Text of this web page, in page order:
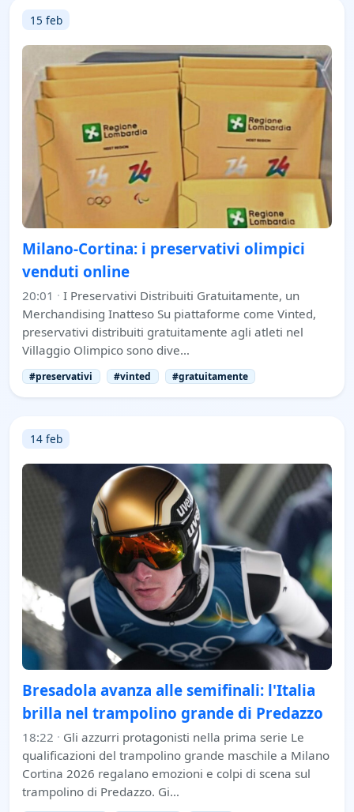
15 feb
Milano-Cortina: i preservativi olimpici
venduti online
20:01 · I Preservativi Distribuiti Gratuitamente, un
Merchandising Inatteso Su piattaforme come Vinted,
preservativi distribuiti gratuitamente agli atleti nel
Villaggio Olimpico sono dive…
#preservativi #vinted #gratuitamente
14 feb
Bresadola avanza alle semifinali: l'Italia
brilla nel trampolino grande di Predazzo
18:22 · Gli azzurri protagonisti nella prima serie Le
qualificazioni del trampolino grande maschile a Milano
Cortina 2026 regalano emozioni e colpi di scena sul
trampolino di Predazzo. Gi…